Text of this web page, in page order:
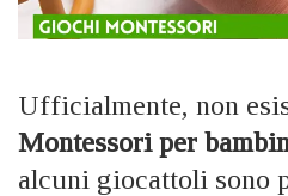
Ufficialmente, non
Montessori per
alcuni giocattoli sono